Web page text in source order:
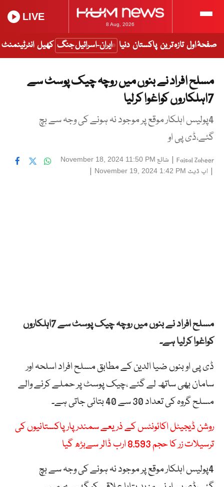
8 Aug, 2026
LIVE
صفحۂ اول تازہ ترین پاکستان دنیا ایران-اسرائیل جنگ کھیل انٹرٹینمنٹ
مسلح افراد نے بنوں میں روچہ چیک پوسٹ سے
7اہلکاروں کواغوا کرلیا
4پولیس اہلکار موقع پر موجود نہ ہونے کی وجہ سے بچ
گئے،ڈی پی او
Faisal Zaheer
| شائع November 18, 2024 11:50 PM
| اپ ڈیٹ November 19, 2024 1:42 PM
|
مسلح افراد نے بنوں میں روچہ چیک پوسٹ سے 7اہلکاروں
کواغوا کرلیا ہے۔
ڈی پی او بنوں ضیا الدین کے مطابق مسلح افراد اسلحہ اور
سامان بھی ساتھ لے گئے ،چیک پوسٹ پر حملے کرنے والے
مسلح گروہ کی تعداد 30 سے 40 بتائی جاتی ہے۔
روشن ڈیجیٹل اکائونٹس کے ذریعے سمندر پار پاکستانیوں کی
ترسیلات زر کا حجم 8.593 ارب ڈالر سےبڑھ گیا
4پولیس اہلکار موقع پر موجود نہ ہونے کی وجہ سے بچ